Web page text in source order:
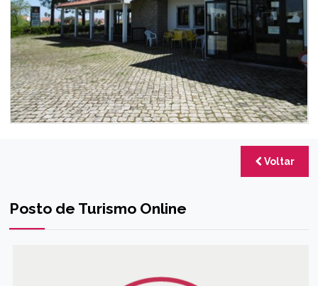
Voltar
Posto de Turismo Online